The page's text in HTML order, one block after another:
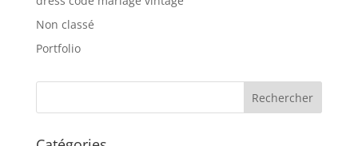
Non classé
Portfolio